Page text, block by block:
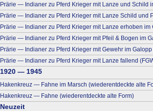
Prärie — Indianer zu Pferd Krieger mit Lanze und Schild
Prärie — Indianer zu Pferd Krieger mit Lanze Schild und
Prärie — Indianer zu Pferd Krieger mit Lanze erhoben im
Prärie — Indianer zu Pferd Krieger mit Pfeil & Bogen im
Prärie — Indianer zu Pferd Krieger mit Gewehr im Galopp
Prärie — Indianer zu Pferd Krieger mit Lanze fallend
1920 — 1945
Hakenkreuz — Fahne im Marsch (wiederentdeckte alte
Hakenkreuz — Fahne (wiederentdeckte alte Form)
Neuzeit